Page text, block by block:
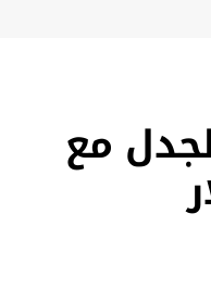
مع